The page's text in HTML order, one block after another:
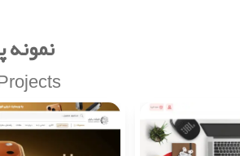
نمونه